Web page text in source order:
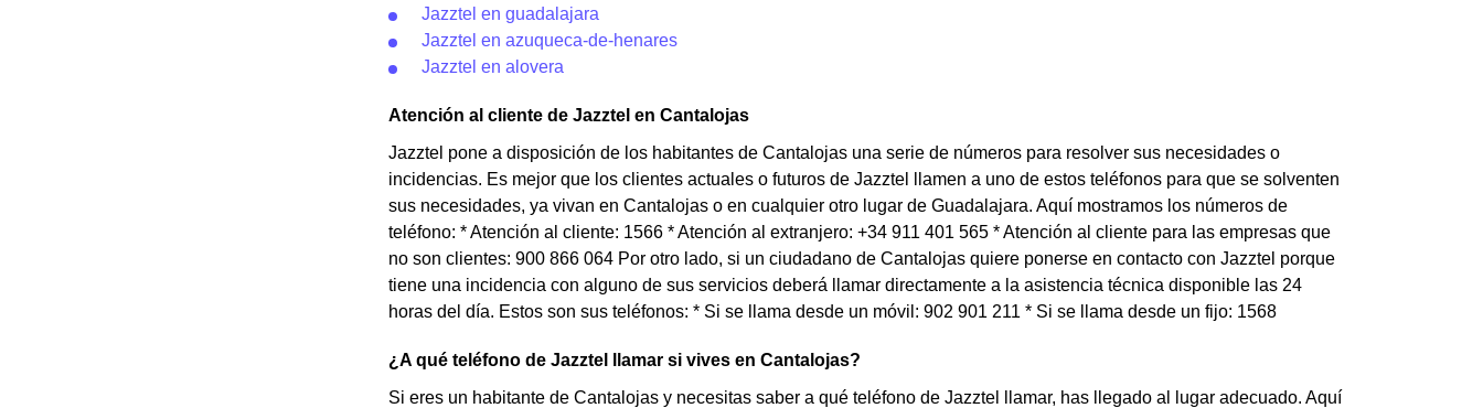
Jazztel en guadalajara
Jazztel en azuqueca-de-henares
Jazztel en alovera
Atención al cliente de Jazztel en Cantalojas
Jazztel pone a disposición de los habitantes de Cantalojas una serie de números para resolver sus necesidades o
incidencias. Es mejor que los clientes actuales o futuros de Jazztel llamen a uno de estos teléfonos para que se solventen
sus necesidades, ya vivan en Cantalojas o en cualquier otro lugar de Guadalajara. Aquí mostramos los números de
teléfono: * Atención al cliente: 1566 * Atención al extranjero: +34 911 401 565 * Atención al cliente para las empresas que
no son clientes: 900 866 064 Por otro lado, si un ciudadano de Cantalojas quiere ponerse en contacto con Jazztel porque
tiene una incidencia con alguno de sus servicios deberá llamar directamente a la asistencia técnica disponible las 24
horas del día. Estos son sus teléfonos: * Si se llama desde un móvil: 902 901 211 * Si se llama desde un fijo: 1568
¿A qué teléfono de Jazztel llamar si vives en Cantalojas?
Si eres un habitante de Cantalojas y necesitas saber a qué teléfono de Jazztel llamar, has llegado al lugar adecuado. Aquí